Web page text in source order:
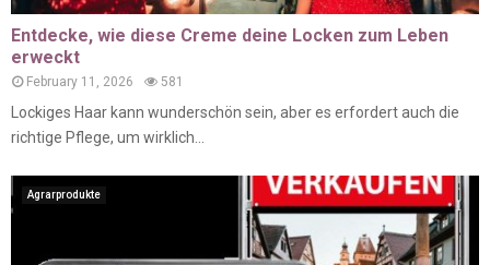
Entdecke, wie diese Creme deine Locken zum Leben
erweckt
February 11, 2026 581
Lockiges Haar kann wunderschön sein, aber es erfordert auch die
richtige Pflege, um wirklich...
Agrarprodukte